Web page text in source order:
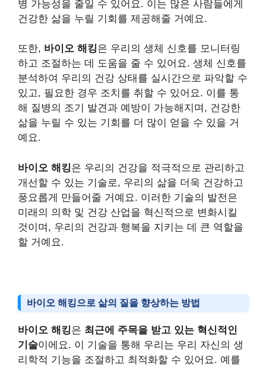
병 가능성을 줄일 수 있어요. 이는 많은 사람들에게
건강한 삶을 누릴 기회를 제공해줄 거예요.
또한, 바이오 해킹은 우리의 생체 신호를 모니터링
하고 조절하는 데 도움을 줄 수 있어요. 생체 신호를
분석하여 우리의 건강 상태를 실시간으로 파악할 수
있고, 필요한 경우 조치를 취할 수 있어요. 이를 통
해 질병의 조기 발견과 예방이 가능해지며, 건강한
삶을 누릴 수 있는 기회를 더 많이 얻을 수 있을 거
예요.
바이오 해킹은 우리의 건강을 적극적으로 관리하고
개선할 수 있는 기술로, 우리의 삶을 더욱 건강하고
풍요롭게 만들어줄 거예요. 이러한 기술의 발전은
미래의 의학 및 건강 산업을 혁신적으로 변화시킬
것이며, 우리의 건강과 행복을 지키는 데 큰 역할을
할 거예요.
바이오 해킹으로 삶의 질을 향상하는 방법
바이오 해킹은 최근에 주목을 받고 있는 혁신적인
기술이에요. 이 기술을 통해 우리는 우리 자신의 생
리학적 기능을 조절하고 최적화할 수 있어요. 예를